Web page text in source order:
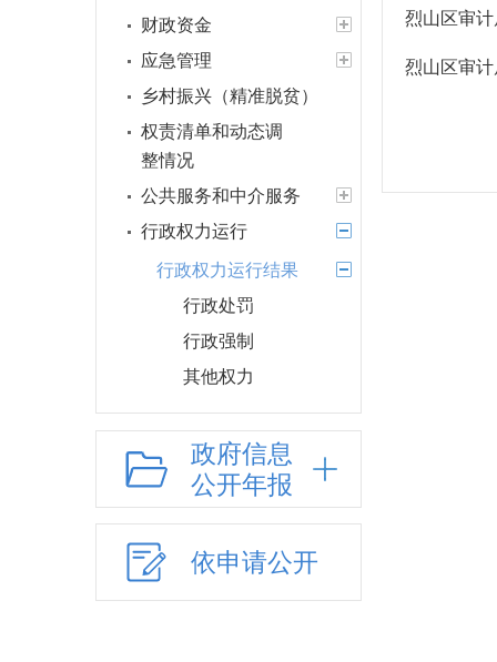
财政资金
应急管理
乡村振兴（精准脱贫）
权责清单和动态调
整情况
公共服务和中介服务
行政权力运行
行政权力运行结果
行政处罚
行政强制
其他权力
行政许可和行政处
罚双公示
行政执法公示
网上政务服务
招标采购
政府信息
公开年报
依申请公开
烈山区审
烈山区审